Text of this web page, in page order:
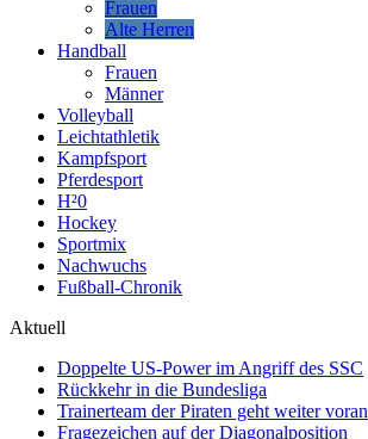
Frauen
Alte Herren
Handball
Frauen
Männer
Volleyball
Leichtathletik
Kampfsport
Pferdesport
H²0
Hockey
Sportmix
Nachwuchs
Fußball-Chronik
Aktuell
Doppelte US-Power im Angriff des SSC
Rückkehr in die Bundesliga
Trainerteam der Piraten geht weiter voran
Fragezeichen auf der Diagonalposition